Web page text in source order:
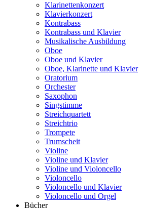
Klarinettenkonzert
Klavierkonzert
Kontrabass
Kontrabass und Klavier
Musikalische Ausbildung
Oboe
Oboe und Klavier
Oboe, Klarinette und Klavier
Oratorium
Orchester
Saxophon
Singstimme
Streichquartett
Streichtrio
Trompete
Trumscheit
Violine
Violine und Klavier
Violine und Violoncello
Violoncello
Violoncello und Klavier
Violoncello und Orgel
Bücher